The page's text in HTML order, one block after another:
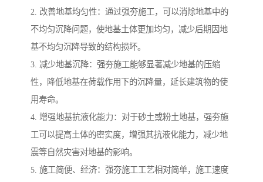
2. 改善地基均匀性：通过强夯施工，可以消除地基中的
不均匀沉降问题，使地基土体更加均匀，减少后期因地
基不均匀沉降导致的结构损坏。
3. 减少地基沉降：强夯施工能够显著减少地基的压缩
性，降低地基在荷载作用下的沉降量，延长建筑物的使
用寿命。
4. 增强地基抗液化能力：对于砂土或粉土地基，强夯施
工可以提高土体的密实度，增强其抗液化能力，减少地
震等自然灾害对地基的影响。
5. 施工简便、经济：强夯施工工艺相对简单，施工速度